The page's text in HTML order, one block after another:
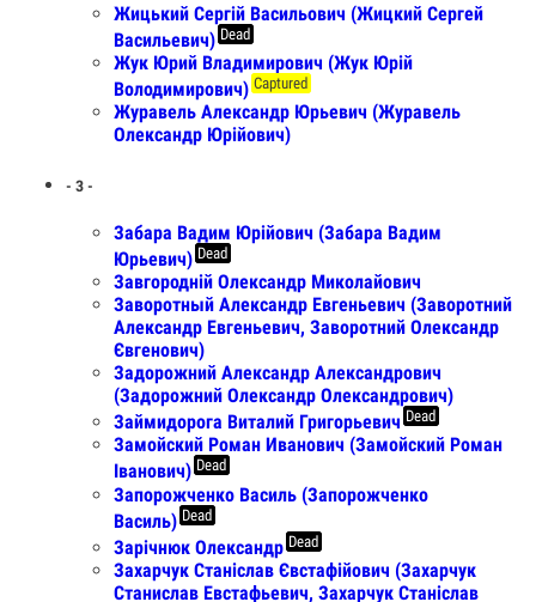
Жицький Сергій Васильович (Жицкий Сергей
Васильевич) Dead
Жук Юрий Владимирович (Жук Юрій
Володимирович) Captured
Журавель Александр Юрьевич (Журавель
Олександр Юрійович)
- З -
Забара Вадим Юрійович (Забара Вадим
Юрьевич) Dead
Завгородній Олександр Миколайович
Заворотный Александр Евгеньевич (Заворотний
Александр Евгеньевич, Заворотний Олександр
Євгенович)
Задорожний Александр Александрович
(Задорожний Олександр Олександрович)
Займидорога Виталий Григорьевич Dead
Замойский Роман Иванович (Замойский Роман
Іванович) Dead
Запорожченко Василь (Запорожченко
Василь) Dead
Зарічнюк Олександр Dead
Захарчук Станіслав Євстафійович (Захарчук
Станислав Евстафьевич, Захарчук Станіслав